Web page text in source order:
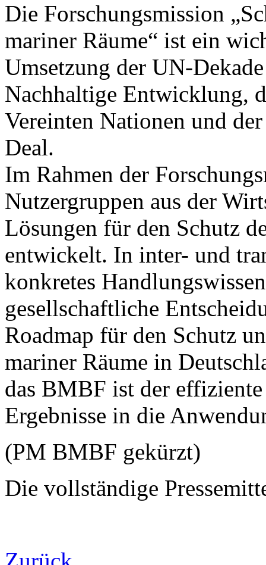
Die Forschungsmission
mariner Räume“ ist ein
Umsetzung der UN-
Nachhaltige Entwicklung,
Vereinten Nationen und
Deal.
Im Rahmen der
Nutzergruppen aus der
Lösungen für den Schutz
entwickelt. In inter- und
konkretes
gesellschaftliche
Roadmap für den Schutz
mariner Räume in
das BMBF ist der
Ergebnisse in die
(PM BMBF gekürzt)
Die vollständige